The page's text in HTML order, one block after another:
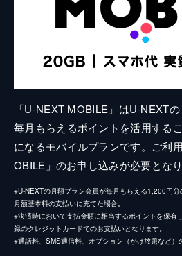
「U-NEXT MOBILE」はU-NEXT
毎月もらえるポイントを活用する
になるモバイルプランです。ご利
OBILE」のお申し込みが必要となり
※U-NEXTの月額プラン会員が毎月もらえる1,200円
月額基本料の支払いに充てた場合。
※決済時において支払金額に相当するポイントを保有
録のクレジットカードでのお支払いとなります。
※通話料、SMS通信料、オプション（かけ放題など）